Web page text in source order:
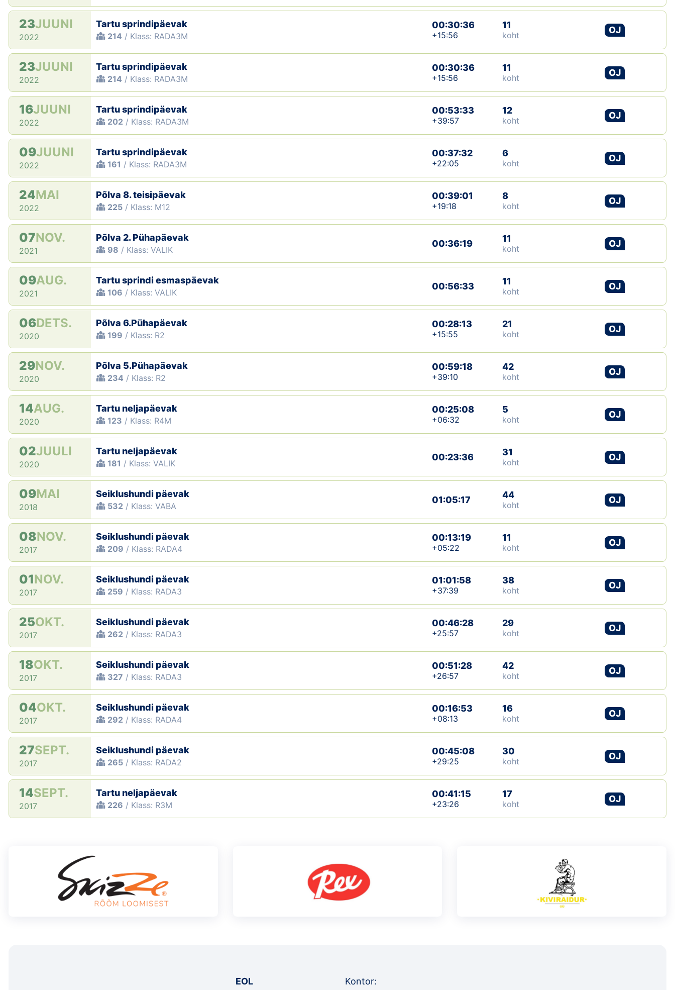
23JUUNI
2022
Tartu sprindipäevak
214 / Klass: RADA3M
00:30:36
+15:56
11
koht
OJ
23JUUNI
2022
Tartu sprindipäevak
214 / Klass: RADA3M
00:30:36
+15:56
11
koht
OJ
16JUUNI
2022
Tartu sprindipäevak
202 / Klass: RADA3M
00:53:33
+39:57
12
koht
OJ
09JUUNI
2022
Tartu sprindipäevak
161 / Klass: RADA3M
00:37:32
+22:05
6
koht
OJ
24MAI
2022
Põlva 8. teisipäevak
225 / Klass: M12
00:39:01
+19:18
8
koht
OJ
07NOV.
2021
Põlva 2. Pühapäevak
98 / Klass: VALIK
00:36:19 11
koht
OJ
09AUG.
2021
Tartu sprindi esmaspäevak
106 / Klass: VALIK
00:56:33 11
koht
OJ
06DETS.
2020
Põlva 6.Pühapäevak
199 / Klass: R2
00:28:13
+15:55
21
koht
OJ
29NOV.
2020
Põlva 5.Pühapäevak
234 / Klass: R2
00:59:18
+39:10
42
koht
OJ
14AUG.
2020
Tartu neljapäevak
123 / Klass: R4M
00:25:08
+06:32
5
koht
OJ
02JUULI
2020
Tartu neljapäevak
181 / Klass: VALIK
00:23:36 31
koht
OJ
09MAI
2018
Seiklushundi päevak
532 / Klass: VABA
01:05:17 44
koht
OJ
08NOV.
2017
Seiklushundi päevak
209 / Klass: RADA4
00:13:19
+05:22
11
koht
OJ
01NOV.
2017
Seiklushundi päevak
259 / Klass: RADA3
01:01:58
+37:39
38
koht
OJ
25OKT.
2017
Seiklushundi päevak
262 / Klass: RADA3
00:46:28
+25:57
29
koht
OJ
18OKT.
2017
Seiklushundi päevak
327 / Klass: RADA3
00:51:28
+26:57
42
koht
OJ
04OKT.
2017
Seiklushundi päevak
292 / Klass: RADA4
00:16:53
+08:13
16
koht
OJ
27SEPT.
2017
Seiklushundi päevak
265 / Klass: RADA2
00:45:08
+29:25
30
koht
OJ
14SEPT.
2017
Tartu neljapäevak
226 / Klass: R3M
00:41:15
+23:26
17
koht
OJ
EOL Kontor: